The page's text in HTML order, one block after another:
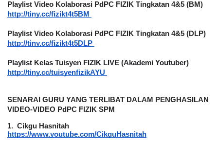
Playlist Video Kolaborasi PdPC FIZIK Tingkatan 4&5 (BM)
http://tiny.cc/fizikt4t5BM
Playlist Video Kolaborasi PdPC FIZIK Tingkatan 4&5 (DLP)
http://tiny.cc/fizikt4t5DLP
Playlist Kelas Tuisyen FIZIK LIVE (Akademi Youtuber)
http://tiny.cc/tuisyenfizikAYU
SENARAI GURU YANG TERLIBAT DALAM PENGHASILAN
VIDEO-VIDEO PdPC FIZIK SPM
1. Cikgu Hasnitah
https://www.youtube.com/CikguHasnitah